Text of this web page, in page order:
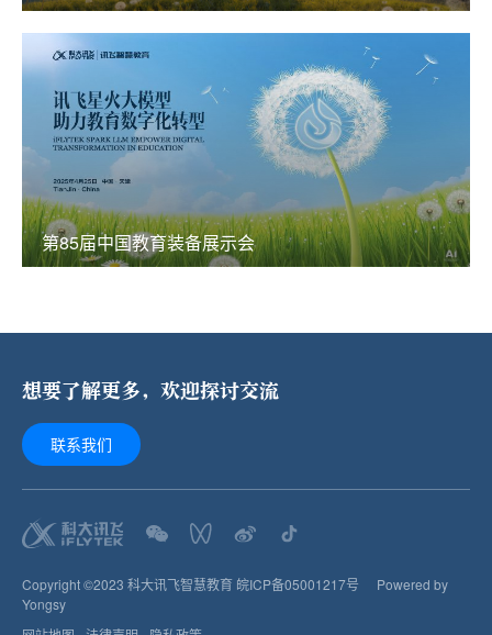
第85届中国教育装备展示会
想要了解更多，欢迎探讨交流
联系我们
Copyright ©2023 科大讯飞智慧教育 皖ICP备05001217号
Powered by
Yongsy